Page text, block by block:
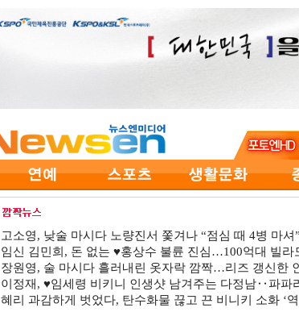
고소영, 낮술 마시다 노량진서 쫓겨나 “점심 때 4병 마셔
임신 김민희, 돈 없는 ♥홍상수 불륜 진심…100억대 빌라
장원영, 술 마시다 흘러내린 옷자락 깜짝…리즈 갱신한
이정재, ♥임세령 비키니 인생샷 남겨주는 다정남‥파파
혜리 과감하게 벗었다, 탄수화물 끊고 끈 비니키 소화 ‘역